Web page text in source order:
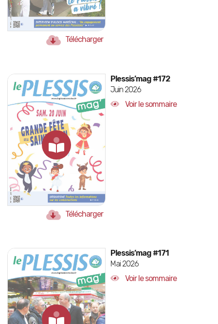
Télécharger
Télécharger
Plessis’mag #172
Juin 2026
Voir le sommaire
Plessis’mag #171
Mai 2026
Voir le sommaire